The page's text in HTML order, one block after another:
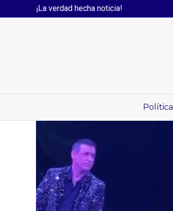
¡La verdad hecha noticia!
Política